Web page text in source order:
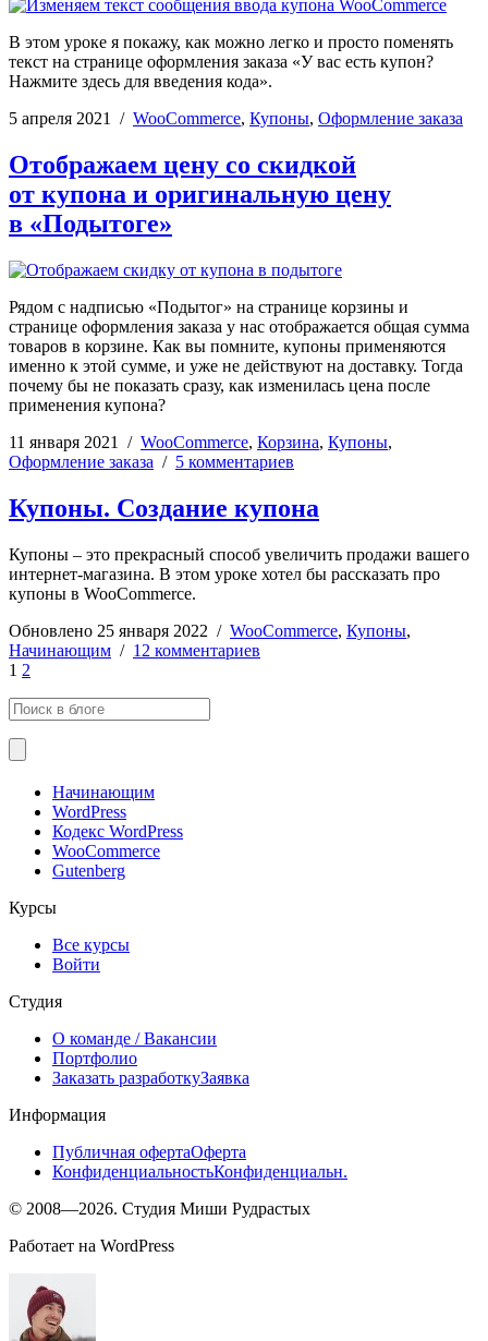
В этом уроке я покажу, как можно легко и просто поменять
текст на странице оформления заказа «У вас есть купон?
Нажмите здесь для введения кода».
5 апреля 2021
/ WooCommerce, Купоны, Оформление заказа
Отображаем цену со скидкой
от купона и оригинальную цену
в «Подытоге»
Рядом с надписью «Подытог» на странице корзины и
странице оформления заказа у нас отображается общая сумма
товаров в корзине. Как вы помните, купоны применяются
именно к этой сумме, и уже не действуют на доставку. Тогда
почему бы не показать сразу, как изменилась цена после
применения купона?
11 января 2021
/ WooCommerce, Корзина, Купоны,
Оформление заказа / 5 комментариев
Купоны. Создание купона
Купоны – это прекрасный способ увеличить продажи вашего
интернет-магазина. В этом уроке хотел бы рассказать про
купоны в WooCommerce.
Обновлено 25 января 2022 / WooCommerce, Купоны,
Начинающим / 12 комментариев
1 2
Начинающим
WordPress
Кодекс WordPress
WooCommerce
Gutenberg
Курсы
Все курсы
Войти
Студия
О команде / Вакансии
Портфолио
Заказать разработкуЗаявка
Информация
Публичная офертаОферта
КонфиденциальностьКонфиденциальн.
© 2008—2026. Студия Миши Рудрастых
Работает на WordPress